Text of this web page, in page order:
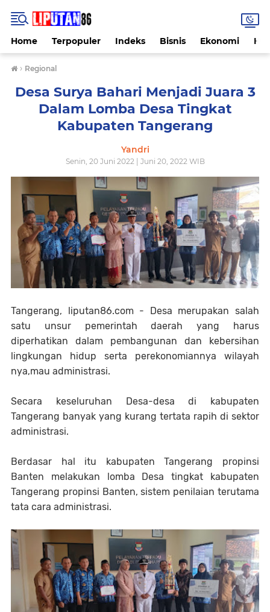
Home Terpopuler Indeks Bisnis Ekonomi
› Regional
Desa Surya Bahari Menjadi Juara 3
Dalam Lomba Desa Tingkat
Kabupaten Tangerang
Yandri
Senin, 20 Juni 2022 | Juni 20, 2022 WIB
Tangerang, liputan86.com - Desa merupakan salah
satu unsur pemerintah daerah yang harus
diperhatikan dalam pembangunan dan kebersihan
lingkungan hidup serta perekonomiannya wilayah
nya,mau administrasi.
Secara keseluruhan Desa-desa di kabupaten
Tangerang banyak yang kurang tertata rapih di sektor
administrasi.
Berdasar hal itu kabupaten Tangerang propinsi
Banten melakukan lomba Desa tingkat kabupaten
Tangerang propinsi Banten, sistem penilaian terutama
tata cara administrasi.